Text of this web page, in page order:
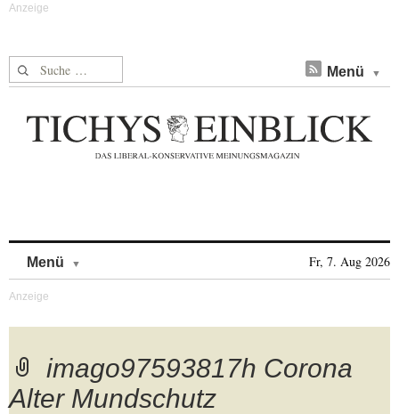
Suche nach: Menü
Menü Fr, 7. Aug 2026
imago97593817h Corona
Alter Mundschutz